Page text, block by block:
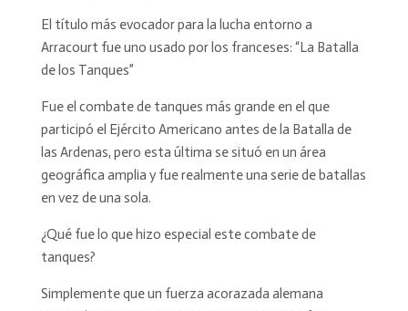
El título más evocador para la lucha entorno a
Arracourt fue uno usado por los franceses: “La Batalla
de los Tanques”
Fue el combate de tanques más grande en el que
participó el Ejército Americano antes de la Batalla de
las Ardenas, pero esta última se situó en un área
geográfica amplia y fue realmente una serie de batallas
en vez de una sola.
¿Qué fue lo que hizo especial este combate de
tanques?
Simplemente que un fuerza acorazada alemana